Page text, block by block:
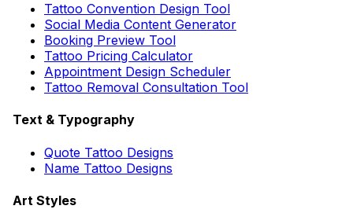
Tattoo Convention Design Tool
Social Media Content Generator
Booking Preview Tool
Tattoo Pricing Calculator
Appointment Design Scheduler
Tattoo Removal Consultation Tool
Text & Typography
Quote Tattoo Designs
Name Tattoo Designs
Art Styles